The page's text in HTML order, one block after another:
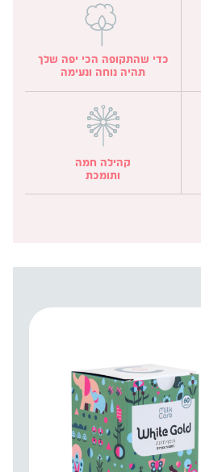
כדי שהתקופה הכי יפה שלך
תהיה נוחה ונעימה
קהילה חמה
ותומכת